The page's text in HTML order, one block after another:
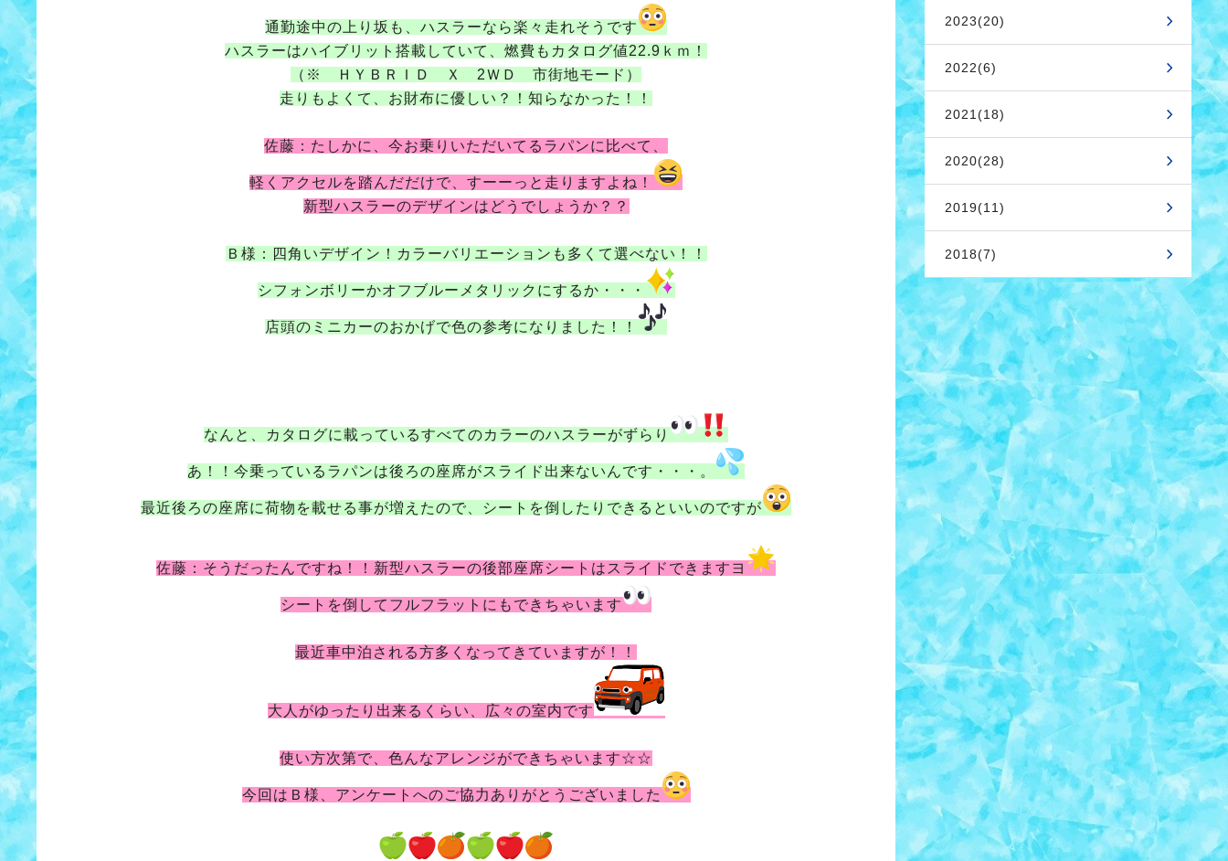
通勤途中の上り坂も、ハスラーなら楽々走れそうです
ハスラーはハイブリット搭載していて、燃費もカタログ値22.9ｋｍ！
（※ ＨＹＢＲＩＤ Ｘ 2ＷＤ 市街地モード）
走りもよくて、お財布に優しい？！知らなかった！！
佐藤：たしかに、今お乗りいただいてるラパンに比べて、
軽くアクセルを踏んだだけで、すーーっと走りますよね！
新型ハスラーのデザインはどうでしょうか？？
Ｂ様：四角いデザイン！カラーバリエーションも多くて選べない！！
シフォンボリーかオフブルーメタリックにするか・・・
店頭のミニカーのおかげで色の参考になりました！！
なんと、カタログに載っているすべてのカラーのハスラーがずらり
あ！！今乗っているラパンは後ろの座席がスライド出来ないんです・・・。
最近後ろの座席に荷物を載せる事が増えたので、シートを倒したりできるといいのですが
佐藤：そうだったんですね！！新型ハスラーの後部座席シートはスライドできますヨ
シートを倒してフルフラットにもできちゃいます
最近車中泊される方多くなってきていますが！！
大人がゆったり出来るくらい、広々の室内です
使い方次第で、色んなアレンジができちゃいます☆☆
今回はＢ様、アンケートへのご協力ありがとうございました
2023(20)
2022(6)
2021(18)
2020(28)
2019(11)
2018(7)